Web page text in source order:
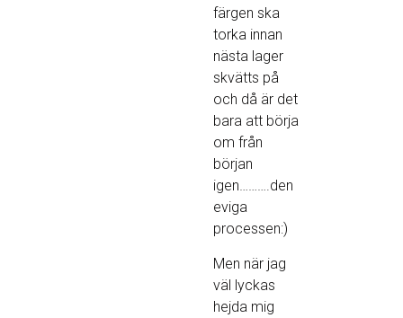
färgen ska
torka innan
nästa lager
skvätts på
och då är det
bara att börja
om från
början
igen……….den
eviga
processen:)
Men när jag
väl lyckas
hejda mig